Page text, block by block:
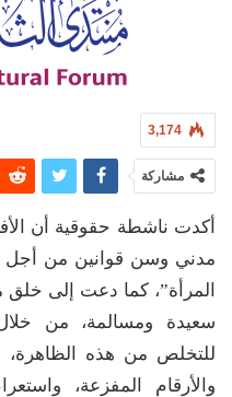
3,174
مشاركة
أكدت ناشطة حقوقية أن
مدني وسن قوانين من أجل
المرأة”، كما دعت إلى خلق
سعيدة ومسالمة، من
للتخلص من هذه الظاهرة،
والأرقام المفزعة،